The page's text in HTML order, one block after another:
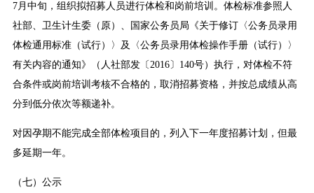
7月中旬，组织拟招募人员进行体检和岗前培训。体检标准参照人
社部、卫生计生委（原）、国家公务员局《关于修订〈公务员录用
体检通用标准（试行）〉及〈公务员录用体检操作手册（试行）〉
有关内容的通知》（人社部发〔2016〕140号）执行，对体检不符
合条件或岗前培训考核不合格的，取消招募资格，并按总成绩从高
分到低分依次等额递补。
对因孕期不能完成全部体检项目的，列入下一年度招募计划，但最
多延期一年。
（七）公示